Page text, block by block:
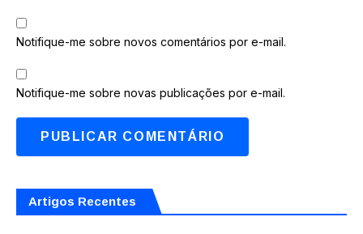
Notifique-me sobre novos comentários por e-mail.
Notifique-me sobre novas publicações por e-mail.
Artigos Recentes